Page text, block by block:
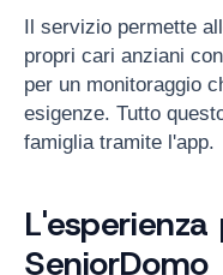
Il servizio permette
propri cari anziani
per un monitoraggio
esigenze. Tutto
famiglia tramite l'app.
SeniorDomo